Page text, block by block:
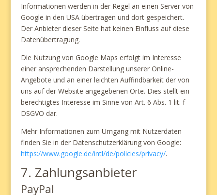
Informationen werden in der Regel an einen Server von
Google in den USA übertragen und dort gespeichert.
Der Anbieter dieser Seite hat keinen Einfluss auf diese
Datenübertragung.
Die Nutzung von Google Maps erfolgt im Interesse
einer ansprechenden Darstellung unserer Online-
Angebote und an einer leichten Auffindbarkeit der von
uns auf der Website angegebenen Orte. Dies stellt ein
berechtigtes Interesse im Sinne von Art. 6 Abs. 1 lit. f
DSGVO dar.
Mehr Informationen zum Umgang mit Nutzerdaten
finden Sie in der Datenschutzerklärung von Google:
https://www.google.de/intl/de/policies/privacy/.
7. Zahlungsanbieter
PayPal